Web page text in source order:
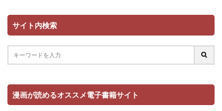
サイト内検索
漫画が読めるオススメ電子書籍サイト